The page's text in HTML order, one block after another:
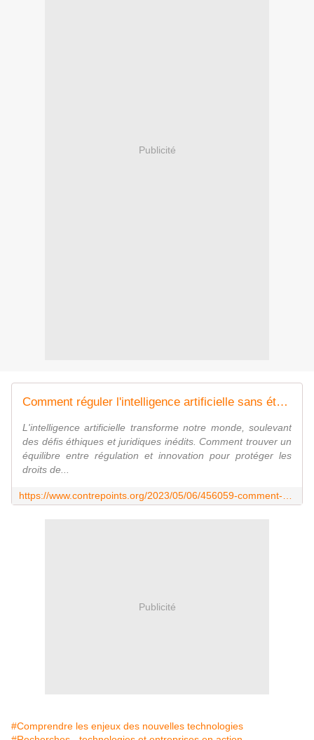
Publicité
Comment réguler l'intelligence artificielle sans étouffer sa capacité d'innovation ?
L'intelligence artificielle transforme notre monde, soulevant
des défis éthiques et juridiques inédits. Comment trouver un
équilibre entre régulation et innovation pour protéger les
droits de...
Publicité
#Comprendre les enjeux des nouvelles technologies